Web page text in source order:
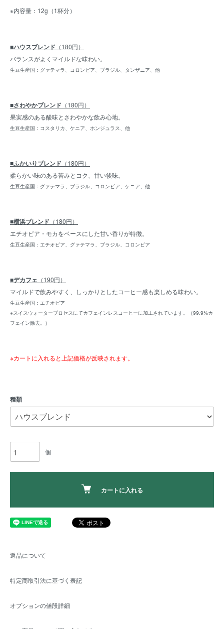
※内容量：12g（1杯分）
■ハウスブレンド （180円）
バランスがよくマイルドな味わい。
生豆生産国：グァテマラ、コロンビア、ブラジル、タンザニア、他
■さわやかブレンド （180円）
果実感のある酸味とさわやかな飲み心地。
生豆生産国：コスタリカ、ケニア、ホンジュラス、他
■ふかいりブレンド （180円）
柔らかい味のある苦みとコク、甘い後味。
生豆生産国：グァテマラ、ブラジル、コロンビア、ケニア、他
■横浜ブレンド （180円）
エチオピア・モカをベースにした甘い香りが特徴。
生豆生産国：エチオピア、グァテマラ、ブラジル、コロンビア
■デカフェ （190円）
マイルドで飲みやすく、しっかりとしたコーヒー感も楽しめる味わい。
生豆生産国：エチオピア
※スイスウォータープロセスにてカフェインレスコーヒーに加工されています。（99.9%カ
フェイン除去。）
※カートに入れると上記価格が反映されます。
種類
個
カートに入れる
返品について
特定商取引法に基づく表記
オプションの値段詳細